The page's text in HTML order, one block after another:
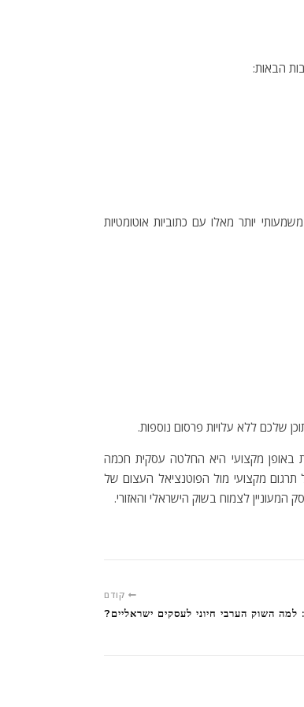
הבאות:
יותר מאלו עם כתוביות אוטומטיות
שלכם ללא עלויות פרסום נוספות.
באופן מקצועי היא החלטה עסקית חכמה
מקצועי מול הפוטנציאל העצום של
לצמוח בשוק הישראלי והאזורי.
קודם
למה השוק הערבי חיוני לעסקים ישראליים?